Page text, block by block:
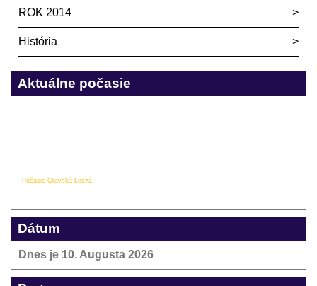
ROK 2014
História
Aktuálne počasie
Počasie Oravská Lesná
Dátum
Dnes je 10. Augusta 2026